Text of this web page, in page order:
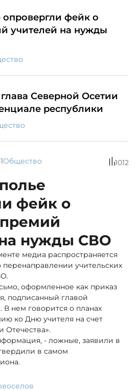
фейк о
учителей на нужды
Северной Осетии
республики
Общество 1012
фейк о
нужды СВО
медиа распространяется
учительских
оформленное как приказ
подписанный главой
В нем говорится о планах
ко Дню учителя на счет
Отечества».
- ложные, заявили в
в самом